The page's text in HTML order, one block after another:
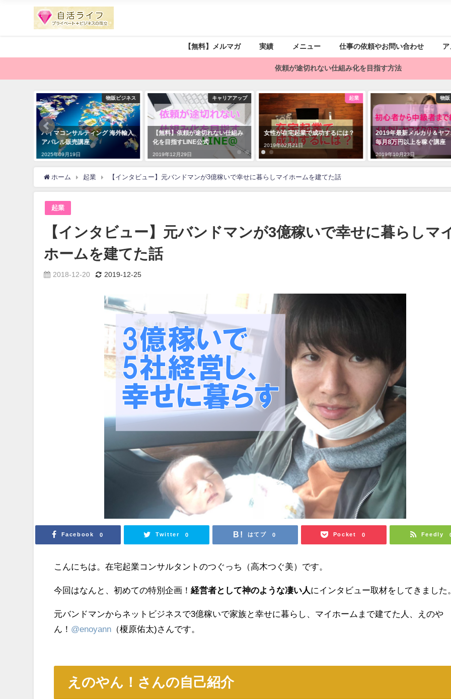
【無料】メルマガ 実績 メニュー 仕事の依頼やお問い合わせ
依頼が途切れない仕組み化を目指す方法
キャリアアップ
【無料】依頼が途切れない仕組み
化を目指すLINE公式
2019年12月29日
起業
女性が在宅起業で成功するには？
2019年02月21日
物販ビジネス
2019年最新メルカリ＆ヤフオクで
毎月8万円以上を稼ぐ講座
2019年10月23日
ライ
35歳 婚活 女性 運命より
功する方法
2020年04月28日
ホーム 起業 【インタビュー】元バンドマンが3億稼いで幸せに暮らしマイホームを建てた話
起業
【インタビュー】元バンドマンが3億稼いで幸せに暮らしマ
ホームを建てた話
2018-12-20 2019-12-25
Facebook 0 Twitter 0 はてブ 0 Pocket 0 Feedly
こんにちは。在宅起業コンサルタントのつぐっち（高木つぐ美）です。
今回はなんと、初めての特別企画！経営者として神のような凄い人 にインタビュー取材をしてきました
元バンドマンからネットビジネスで3億稼いで家族と幸せに暮らし、マイホームまで建てた人、えのや
ん！ @enoyann （榎原佑太)さんです。
えのやん！さんの自己紹介